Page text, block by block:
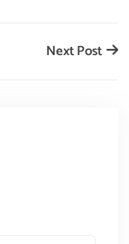
Next Post